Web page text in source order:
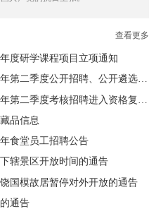
查看更多
度研学课程项目立项通知
重庆红岩革命历史文化中心2026年第二季度公开招聘、公开遴选进入资格复审人员名单公示
品信息
食堂员工招聘公告
辖景区开放时间的通告
国模故居暂停对外开放的通告
通告